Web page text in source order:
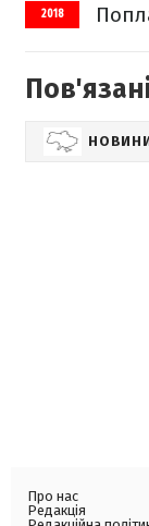
2018
Про нас
Редакція